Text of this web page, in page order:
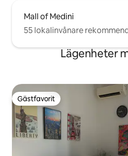
Mall of Medini
55 lokalinvånare
Lägenheter
Gästfavorit
Gästfavorit